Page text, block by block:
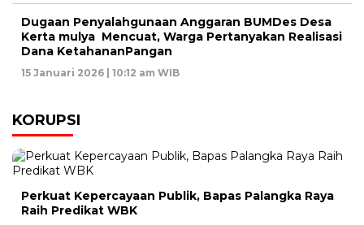
Dugaan Penyalahgunaan Anggaran BUMDes Desa
Kerta mulya Mencuat, Warga Pertanyakan Realisasi
Dana KetahananPangan
15 Januari 2026 | 10:12 am WIB
KORUPSI
Perkuat Kepercayaan Publik, Bapas Palangka Raya
Raih Predikat WBK